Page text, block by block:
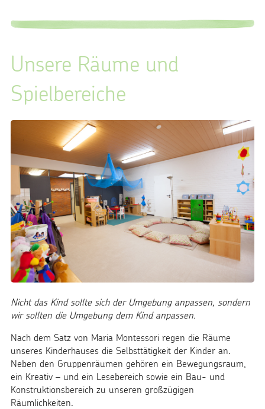
Unsere Räume und
Spielbereiche
Nicht das Kind sollte sich der Umgebung anpassen, sondern
wir sollten die Umgebung dem Kind anpassen.
Nach dem Satz von Maria Montessori regen die Räume
unseres Kinderhauses die Selbsttätigkeit der Kinder an.
Neben den Gruppenräumen gehören ein Bewegungsraum,
ein Kreativ – und ein Lesebereich sowie ein Bau- und
Konstruktionsbereich zu unseren großzügigen
Räumlichkeiten.